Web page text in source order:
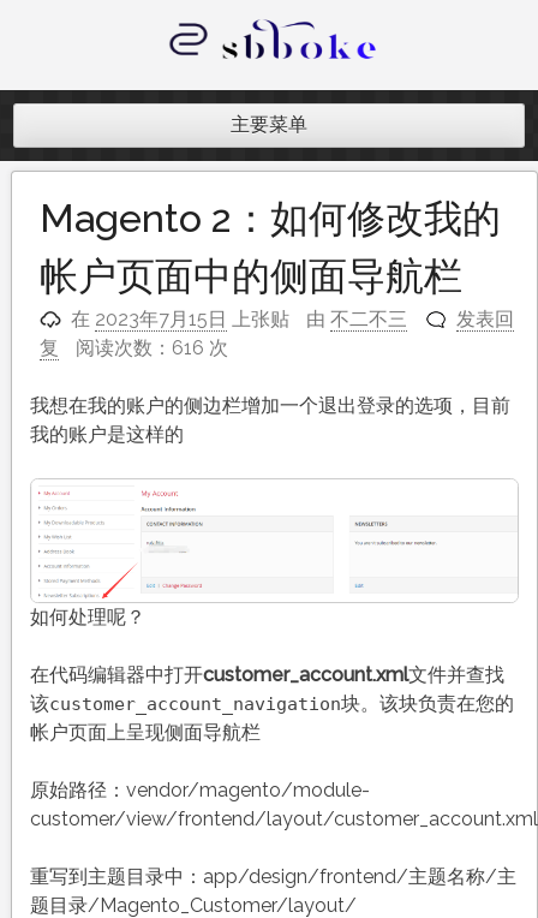
内
记录跨境电商独立站开发遇到的点点
主要菜单
Magento 2：如何修改我的
帐户页面中的侧面导航栏
在 2023年7月15日 上张贴 由 不二不三
发表回
复
阅读次数：616 次
我想在我的账户的侧边栏增加一个退出登录的选项，目前
我的账户是这样的
如何处理呢？
在代码编辑器中打开customer_account.xml文件并查找
该customer_account_navigation块。该块负责在您的
帐户页面上呈现侧面导航栏
原始路径：vendor/magento/module-
customer/view/frontend/layout/customer_account.xml
重写到主题目录中：app/design/frontend/主题名称/主
题目录/Magento_Customer/layout/